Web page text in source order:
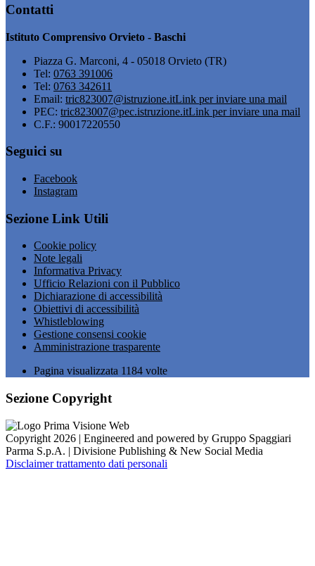
Contatti
Istituto Comprensivo Orvieto - Baschi
Piazza G. Marconi, 4 - 05018 Orvieto (TR)
Tel: 0763 391006
Tel: 0763 342611
Email: tric823007@istruzione.itLink per inviare una mail
PEC: tric823007@pec.istruzione.itLink per inviare una mail
C.F.: 90017220550
Seguici su
Facebook
Instagram
Sezione Link Utili
Cookie policy
Note legali
Informativa Privacy
Ufficio Relazioni con il Pubblico
Dichiarazione di accessibilità
Obiettivi di accessibilità
Whistleblowing
Gestione consensi cookie
Amministrazione trasparente
Pagina visualizzata 1184 volte
Sezione Copyright
Copyright 2026 | Engineered and powered by Gruppo Spaggiari
Parma S.p.A. | Divisione Publishing & New Social Media
Disclaimer trattamento dati personali